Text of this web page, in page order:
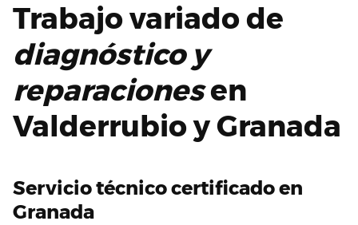
Trabajo variado de
diagnóstico y
reparacionesen
Valderrubio y Granada
Servicio técnico certificado en
Granada